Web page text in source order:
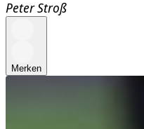
Peter Stroß
Merken